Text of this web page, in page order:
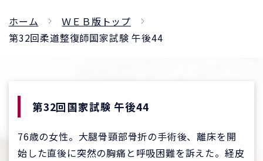
ホーム
ＷＥＢ版トップ
第32回柔道整復師国家試験 午後44
第32回国家試験 午後44
76歳の女性。大腿骨頸部骨折の手術後、離床を開
始した直後に突然の胸痛と呼吸困難を訴えた。経皮